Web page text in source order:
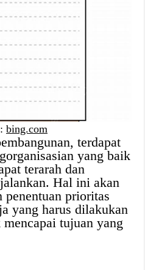
bing.com
terdapat
yang baik
terarah dan
Hal ini akan
penentuan prioritas
yang harus dilakukan
tujuan yang